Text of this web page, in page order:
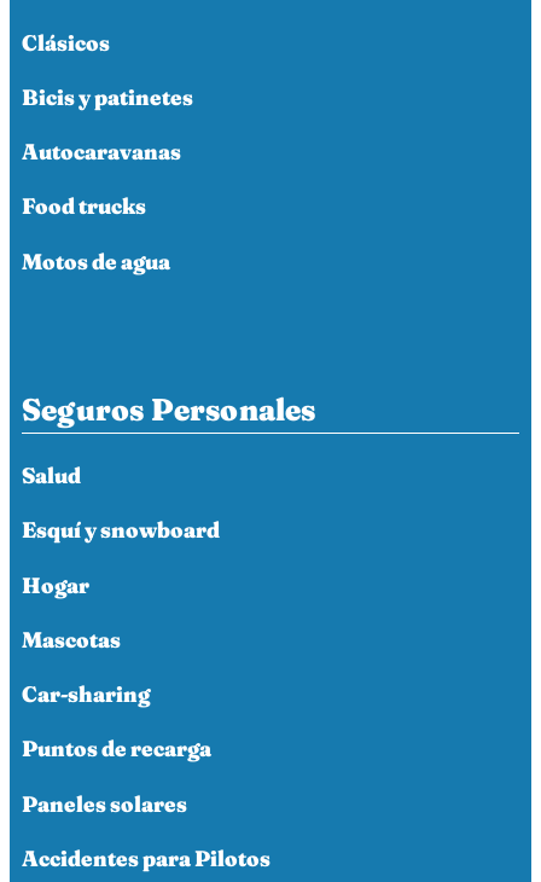
Clásicos
Bicis y patinetes
Autocaravanas
Food trucks
Motos de agua
Seguros Personales
Salud
Esquí y snowboard
Hogar
Mascotas
Car-sharing
Puntos de recarga
Paneles solares
Accidentes para Pilotos